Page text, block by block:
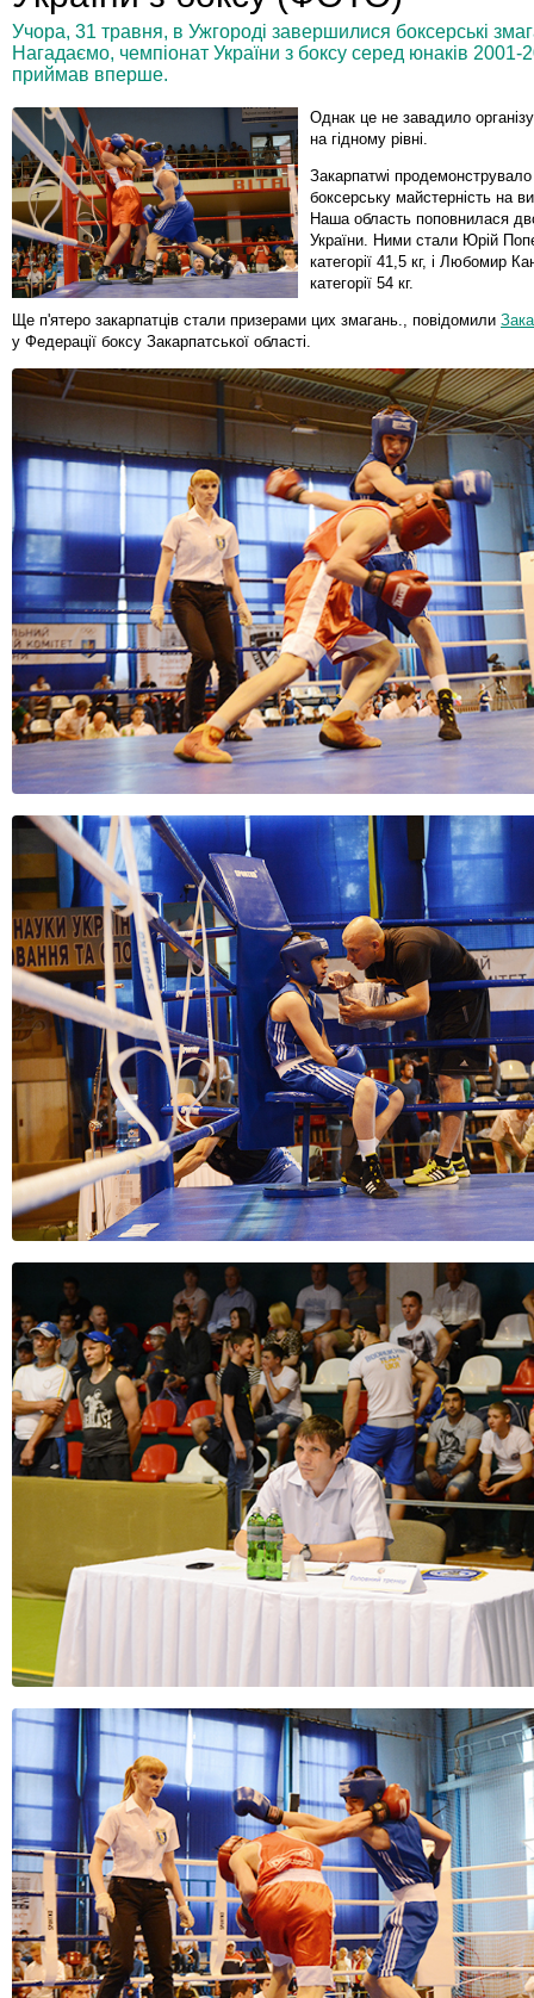
Учора, 31 травня, в Ужгороді завершилися боксерські
Нагадаємо, чемпіонат України з боксу серед юнаків
приймав вперше.
Однак це не завадило
на гідному рівні.
Закарпатwі
боксерську майстерність на
Наша область поповнилася
України. Ними стали Юрій
категорії 41,5 кг, і Любомир
категорії 54 кг.
Ще п'ятеро закарпатців стали призерами цих змагань., повідомили
у Федерації боксу Закарпатської області.